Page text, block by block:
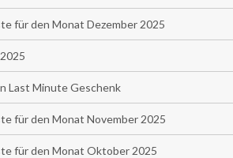
für den Monat Dezember 2025
Last Minute Geschenk
für den Monat November 2025
für den Monat Oktober 2025